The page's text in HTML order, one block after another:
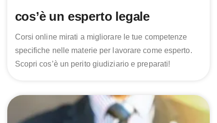
cos’è un esperto legale
Corsi online mirati a migliorare le tue competenze
specifiche nelle materie per lavorare come esperto.
Scopri cos’è un perito giudiziario e preparati!